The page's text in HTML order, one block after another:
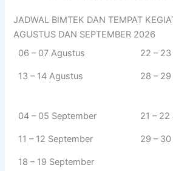
JADWAL BIMTEK DAN TEMPAT
AGUSTUS DAN SEPTEMBER 2026
06 – 07 Agustus
22 –
13 – 14 Agustus 28 –
04 – 05 September 21 –
11 – 12 September 29 –
18 – 19 September